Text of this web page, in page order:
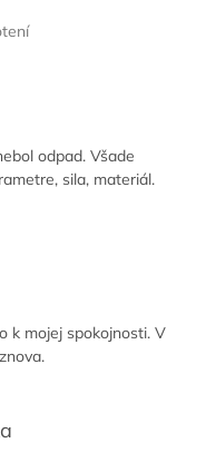
odpad. Všade
sila, materiál.
k mojej spokojnosti. V